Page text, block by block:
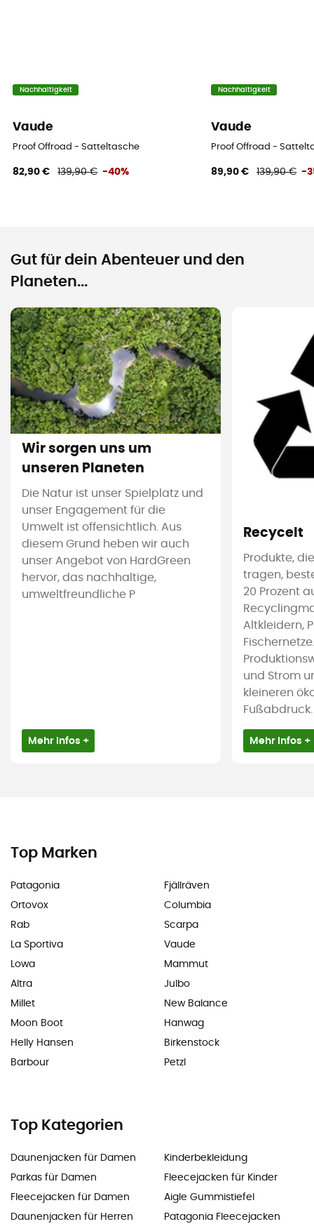
Nachhaltigkeit
Vaude
Proof Offroad - Satteltasche
82,90 € 139,90 € -40%
Nachhaltigkeit
Vaude
Proof Offroad -
89,90 € 139,90 € -
Gut für dein Abenteuer und den
Planeten...
Wir sorgen uns um
unseren Planeten
Die Natur ist unser Spielplatz und
unser Engagement für die
Umwelt ist offensichtlich. Aus
diesem Grund heben wir auch
unser Angebot von HardGreen
hervor, das nachhaltige,
umweltfreundliche P
Mehr Infos +
Recycelt
Produkte,
tragen,
20 Prozent
Altkleidern,
und Strom
kleineren
Fußabdruck.
Mehr Infos +
Top Marken
Patagonia
Ortovox
Rab
La Sportiva
Lowa
Altra
Millet
Moon Boot
Helly Hansen
Barbour
Fjällräven
Columbia
Scarpa
Vaude
Mammut
Julbo
New Balance
Hanwag
Birkenstock
Petzl
Top Kategorien
Daunenjacken für Damen
Parkas für Damen
Fleecejacken für Damen
Daunenjacken für Herren
Kinderbekleidung
Fleecejacken für Kinder
Aigle Gummistiefel
Patagonia Fleecejacken